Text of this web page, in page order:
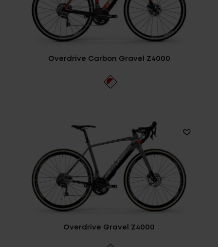
Overdrive Carbon Gravel Z4000
Overdrive Gravel Z4000